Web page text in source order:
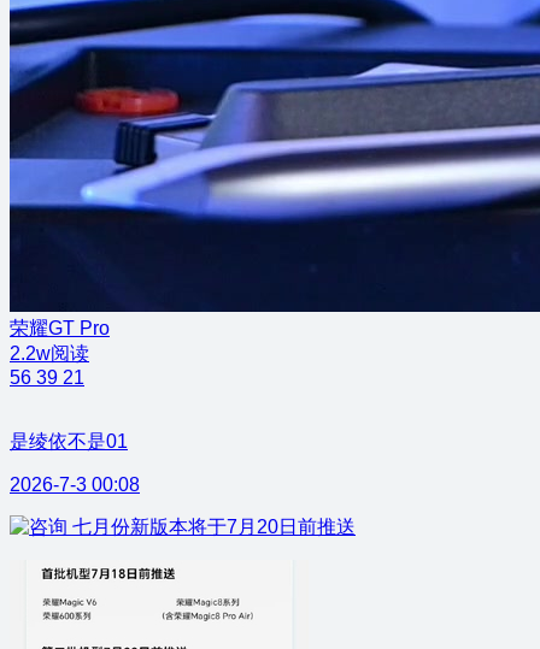
荣耀GT Pro
2.2w阅读
56 39 21
是绫依不是01
2026-7-3 00:08
七月份新版本将于7月20日前推送